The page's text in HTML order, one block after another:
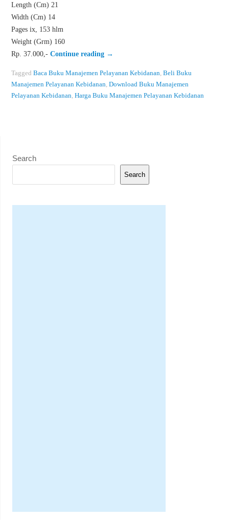
Length (Cm) 21
Width (Cm) 14
Pages ix, 153 hlm
Weight (Grm) 160
Rp. 37.000,- Continue reading →
Tagged Baca Buku Manajemen Pelayanan Kebidanan Beli Buku
Manajemen Pelayanan Kebidanan Download Buku Manajemen
Pelayanan Kebidanan Harga Buku Manajemen Pelayanan Kebidanan
Search
Search